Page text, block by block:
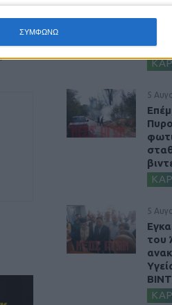
ΣΥΜΦΩΝΩ
ΑΡΘΡΟ
5
5
του